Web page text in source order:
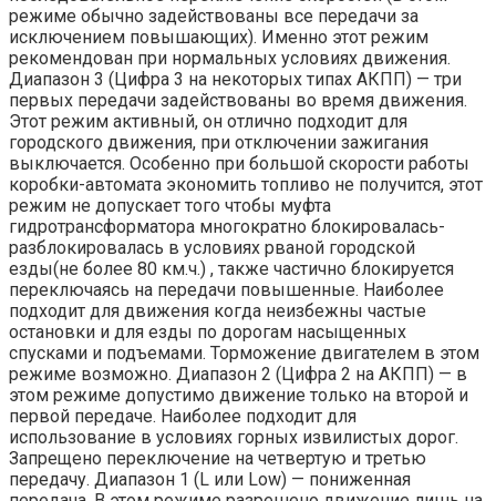
режиме обычно задействованы все передачи за
исключением повышающих). Именно этот режим
рекомендован при нормальных условиях движения.
Диапазон 3 (Цифра 3 на некоторых типах АКПП) — три
первых передачи задействованы во время движения.
Этот режим активный, он отлично подходит для
городского движения, при отключении зажигания
выключается. Особенно при большой скорости работы
коробки-автомата экономить топливо не получится, этот
режим не допускает того чтобы муфта
гидротрансформатора многократно блокировалась-
разблокировалась в условиях рваной городской
езды(не более 80 км.ч.) , также частично блокируется
переключаясь на передачи повышенные. Наиболее
подходит для движения когда неизбежны частые
остановки и для езды по дорогам насыщенных
спусками и подъемами. Торможение двигателем в этом
режиме возможно. Диапазон 2 (Цифра 2 на АКПП) — в
этом режиме допустимо движение только на второй и
первой передаче. Наиболее подходит для
использование в условиях горных извилистых дорог.
Запрещено переключение на четвертую и третью
передачу. Диапазон 1 (L или Low) — пониженная